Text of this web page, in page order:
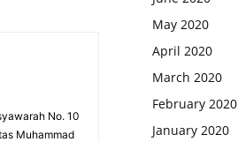
No. 10
Muhammad
May 2020
April 2020
March 2020
February 2020
January 2020